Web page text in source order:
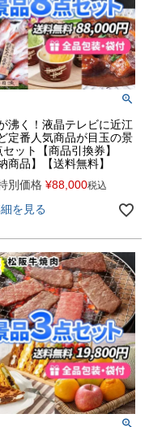
沸く！液晶テレビに近江
定番人気商品が目玉の景
ット【商品引換券】
商品】【送料無料】
別価格 ¥88,000税込
を見る